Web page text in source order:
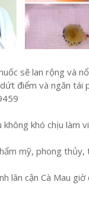
sẽ lan rộng và
điểm và ngăn tái
khó chịu làm
mỹ, phong thủy,
lân cận Cà Mau